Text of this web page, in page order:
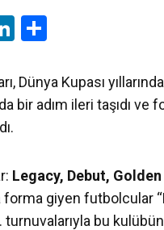
LinkedIn
Dünya Kupası
bir adım ileri taşıdı ve
Legacy, Debut,
forma giyen futbolcular “
bu